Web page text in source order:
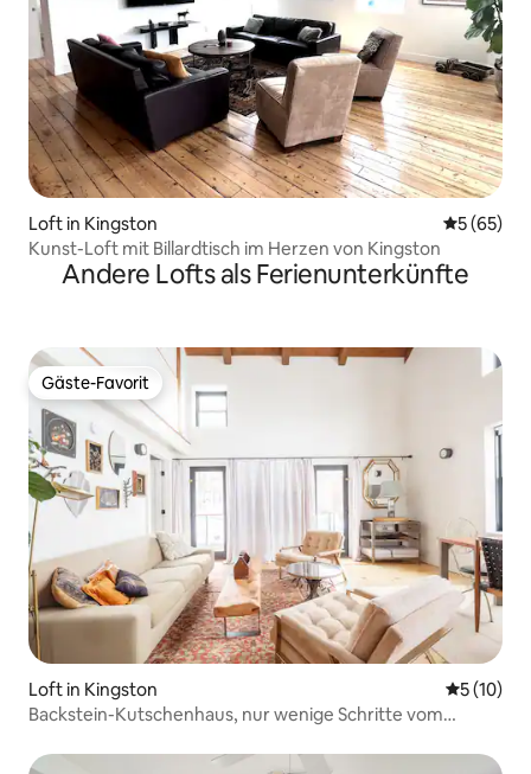
Loft in Kingston
5 (65)
Kunst-Loft mit Billardtisch im Herzen von Kingston
Andere Lofts als Ferienunterkünfte
Gäste-Favorit
Gäste-Favorit
Loft in Kingston
5 (10)
Backstein-Kutschenhaus, nur wenige Schritte vom